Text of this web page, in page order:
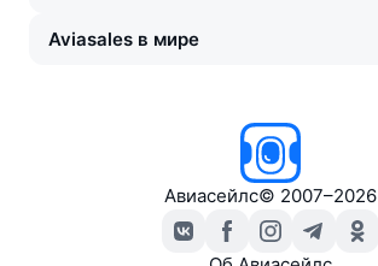
Aviasales в мире
Авиасейлс© 2007–2026